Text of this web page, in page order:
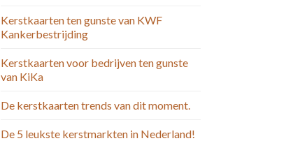
Kerstkaarten ten gunste van KWF
Kankerbestrijding
Kerstkaarten voor bedrijven ten gunste
van KiKa
De kerstkaarten trends van dit moment.
De 5 leukste kerstmarkten in Nederland!